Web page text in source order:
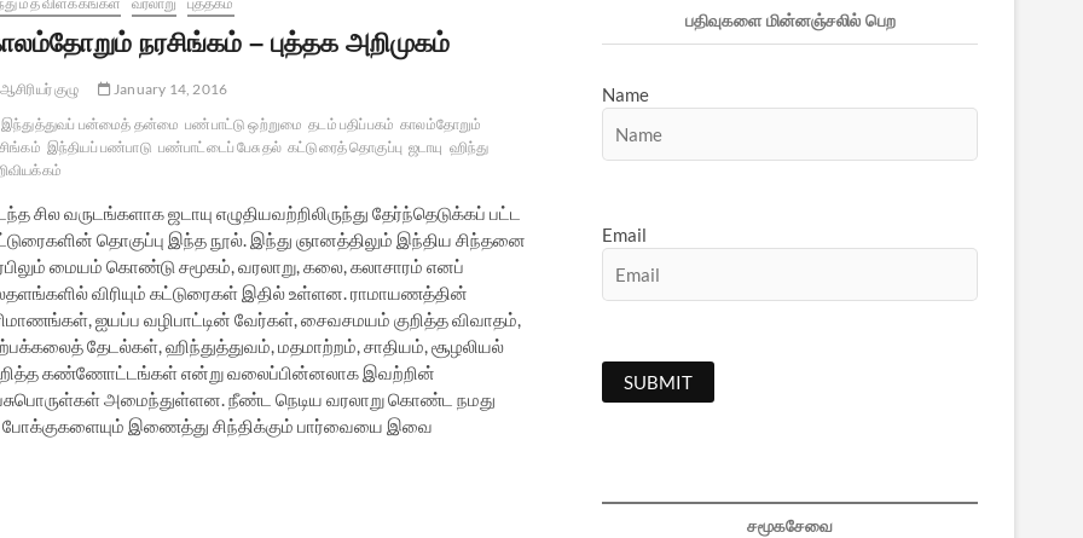
நரசிங்கம் – புத்தக அறிமுகம்
குழு
January 14, 2016
இந்துத்துவப் பன்மைத் தன்மை பண்பாட்டு ஒற்றுமை தடம் பதிப்பகம் காலம்தோறும்
இந்தியப் பண்பாடு பண்பாட்டைப் பேசுதல் கட்டுரைத் தொகுப்பு ஜடாயு ஹிந்து
சில வருடங்களாக ஜடாயு எழுதியவற்றிலிருந்து தேர்ந்தெடுக்கப் பட்ட
தொகுப்பு இந்த நூல். இந்து ஞானத்திலும் இந்திய சிந்தனை
மையம் கொண்டு சமூகம், வரலாறு, கலை, கலாசாரம் எனப்
விரியும் கட்டுரைகள் இதில் உள்ளன. ராமாயணத்தின்
ஐயப்ப வழிபாட்டின் வேர்கள், சைவசமயம் குறித்த விவாதம்,
தேடல்கள், ஹிந்துத்துவம், மதமாற்றம், சாதியம், சூழலியல்
கண்ணோட்டங்கள் என்று வலைப்பின்னலாக இவற்றின்
அமைந்துள்ளன. நீண்ட நெடிய வரலாறு கொண்ட நமது
போக்குகளையும் இணைத்து சிந்திக்கும் பார்வையை இவை
பதிவுகளை மின்னஞ்சலில் பெற
Name
Email
சமூகசேவை